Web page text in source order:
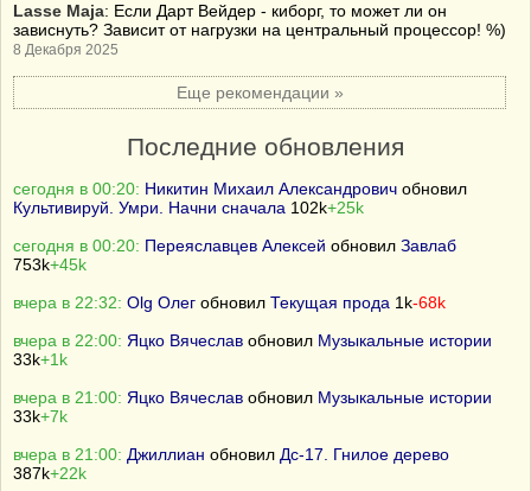
Lasse Maja: Если Дарт Вейдер - киборг, то может ли он
зависнуть? Зависит от нагрузки на центральный процессор! %)
8 Декабря 2025
Еще рекомендации »
Последние обновления
сегодня в 00:20: Никитин Михаил Александрович обновил
Культивируй. Умри. Начни сначала 102k+25k
сегодня в 00:20: Переяславцев Алексей обновил Завлаб
753k+45k
вчера в 22:32: Olg Олег обновил Текущая прода 1k-68k
вчера в 22:00: Яцко Вячеслав обновил Музыкальные истории
33k+1k
вчера в 21:00: Яцко Вячеслав обновил Музыкальные истории
33k+7k
вчера в 21:00: Джиллиан обновил Дс-17. Гнилое дерево
387k+22k